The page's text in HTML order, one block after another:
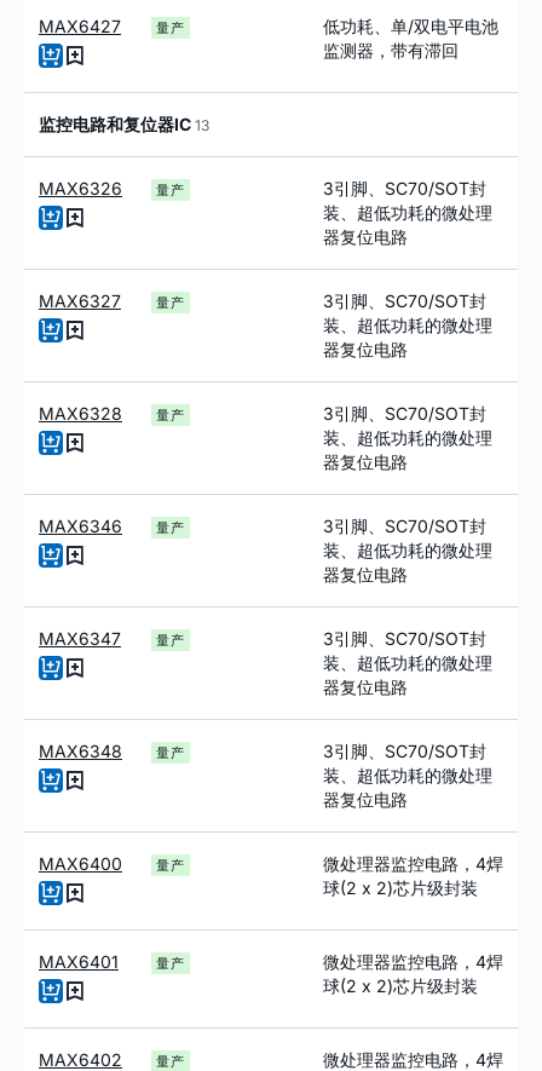
MAX6427 量产
低功耗、单/双电平电池
监测器，带有滞回
监控电路和复位器IC 13
MAX6326 量产
3引脚、SC70/SOT封
装、超低功耗的微处理
器复位电路
MAX6327 量产
3引脚、SC70/SOT封
装、超低功耗的微处理
器复位电路
MAX6328 量产
3引脚、SC70/SOT封
装、超低功耗的微处理
器复位电路
MAX6346 量产
3引脚、SC70/SOT封
装、超低功耗的微处理
器复位电路
MAX6347 量产
3引脚、SC70/SOT封
装、超低功耗的微处理
器复位电路
MAX6348 量产
3引脚、SC70/SOT封
装、超低功耗的微处理
器复位电路
MAX6400 量产
微处理器监控电路，4焊
球(2 x 2)芯片级封装
MAX6401 量产
微处理器监控电路，4焊
球(2 x 2)芯片级封装
MAX6402 量产
微处理器监控电路，4焊